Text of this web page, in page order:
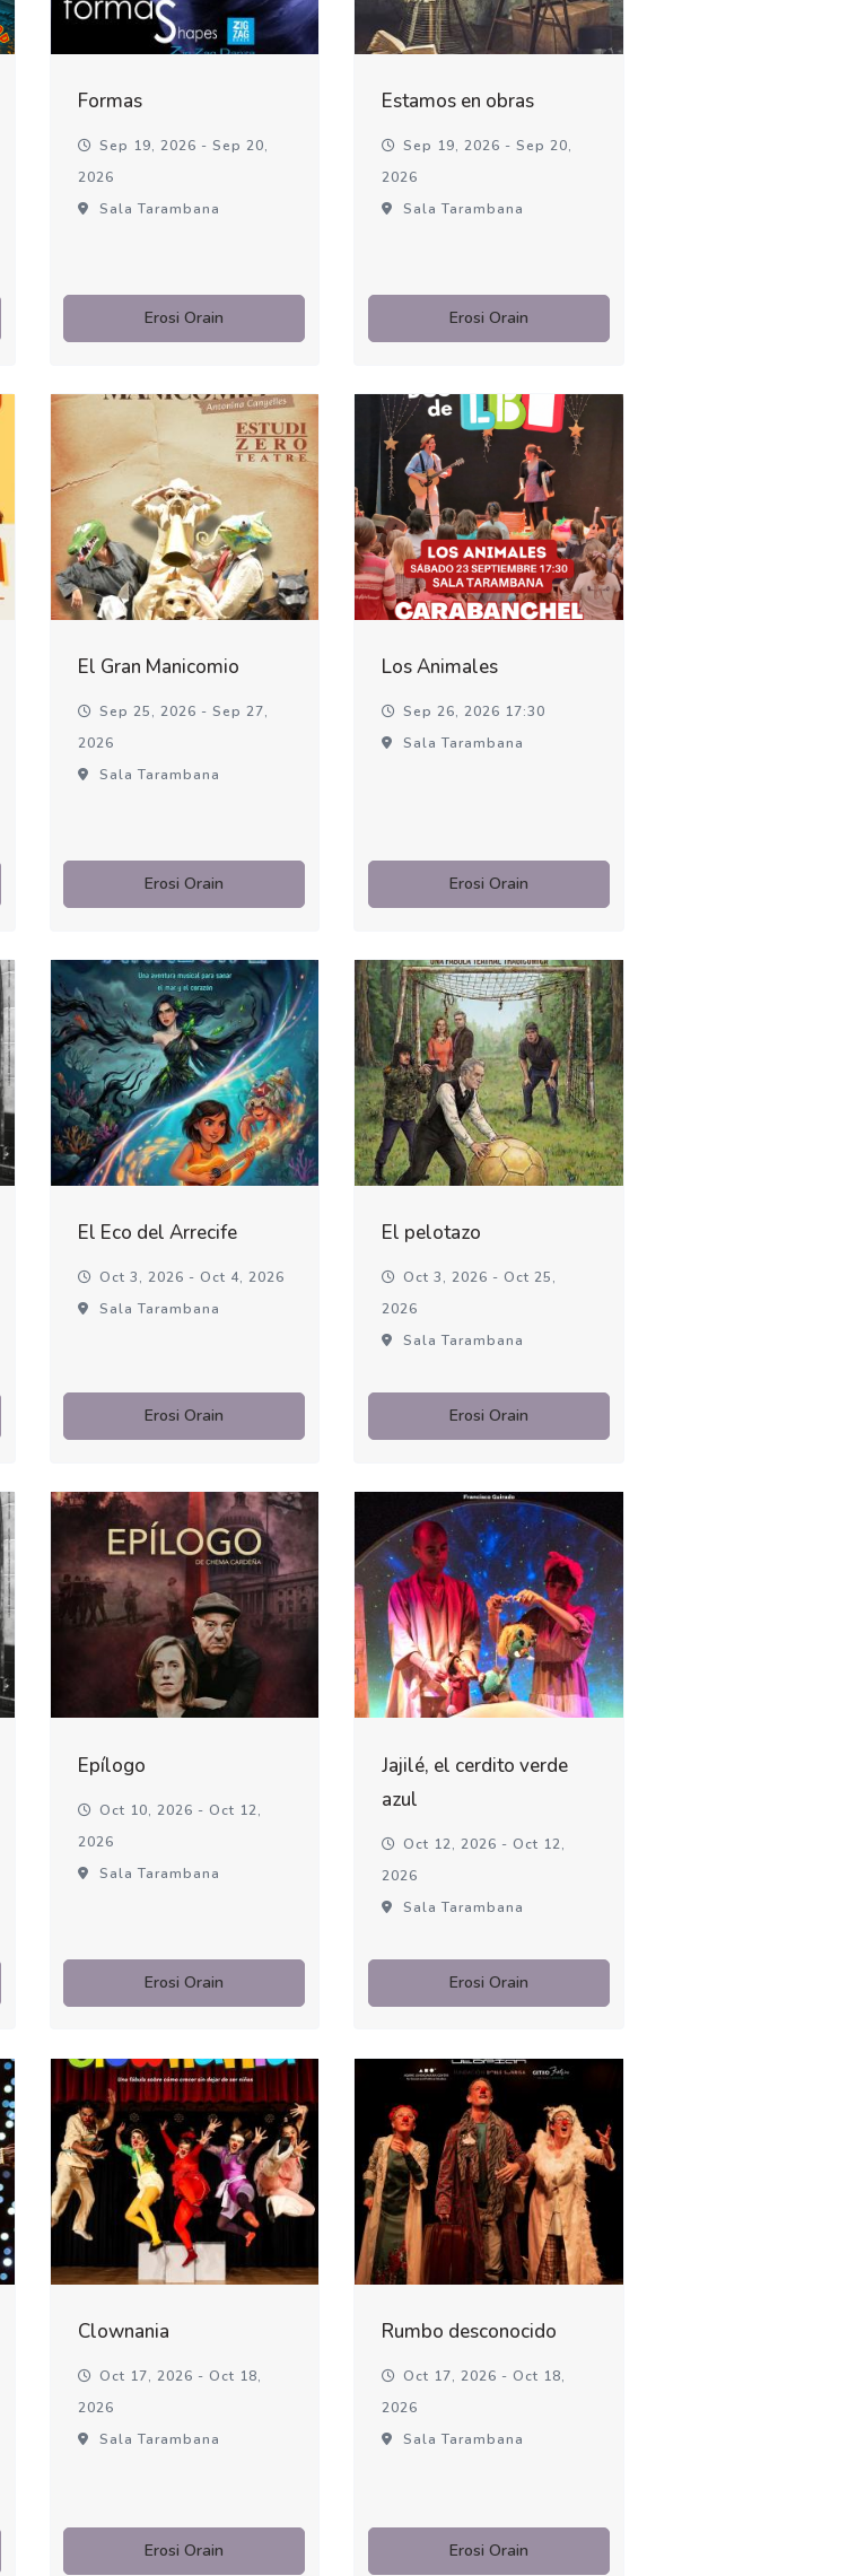
Formas
Sep 19, 2026 - Sep 20,
2026
Sala Tarambana
Erosi Orain
Estamos en obras
Sep 19, 2026 - Sep 20,
2026
Sala Tarambana
Erosi Orain
El Gran Manicomio
Sep 25, 2026 - Sep 27,
2026
Sala Tarambana
Erosi Orain
Los Animales
Sep 26, 2026 17:30
Sala Tarambana
Erosi Orain
El Eco del Arrecife
Oct 3, 2026 - Oct 4, 2026
Sala Tarambana
Erosi Orain
El pelotazo
Oct 3, 2026 - Oct 25,
2026
Sala Tarambana
Erosi Orain
Epílogo
Oct 10, 2026 - Oct 12,
2026
Sala Tarambana
Erosi Orain
Jajilé, el cerdito verde
azul
Oct 12, 2026 - Oct 12,
2026
Sala Tarambana
Erosi Orain
Clownania
Oct 17, 2026 - Oct 18,
2026
Sala Tarambana
Erosi Orain
Rumbo desconocido
Oct 17, 2026 - Oct 18,
2026
Sala Tarambana
Erosi Orain